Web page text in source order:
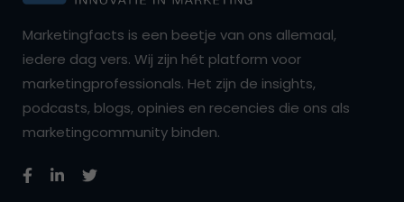
Marketingfacts is een beetje van ons allemaal,
iedere dag vers. Wij zijn hét platform voor
marketingprofessionals. Het zijn de insights,
podcasts, blogs, opinies en recencies die ons als
marketingcommunity binden.